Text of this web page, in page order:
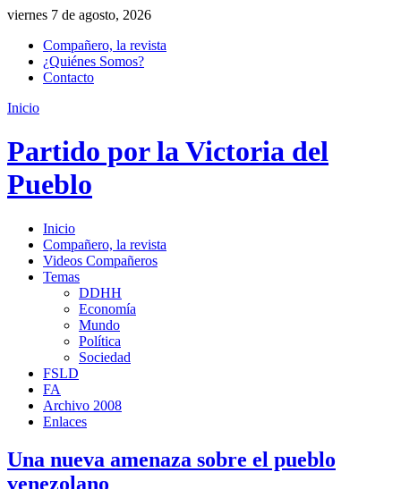
viernes 7 de agosto, 2026
Compañero, la revista
¿Quiénes Somos?
Contacto
Inicio
Partido por la Victoria del
Pueblo
Inicio
Compañero, la revista
Videos Compañeros
Temas
DDHH
Economía
Mundo
Política
Sociedad
FSLD
FA
Archivo 2008
Enlaces
Una nueva amenaza sobre el pueblo
venezolano